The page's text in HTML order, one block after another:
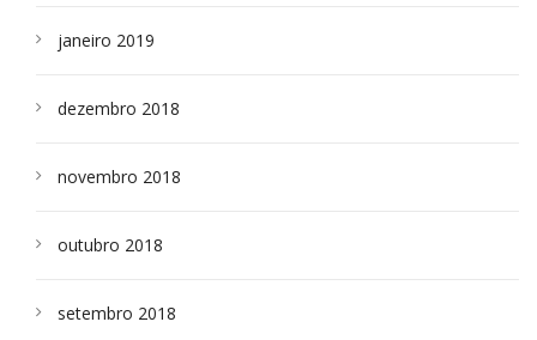
janeiro 2019
dezembro 2018
novembro 2018
outubro 2018
setembro 2018